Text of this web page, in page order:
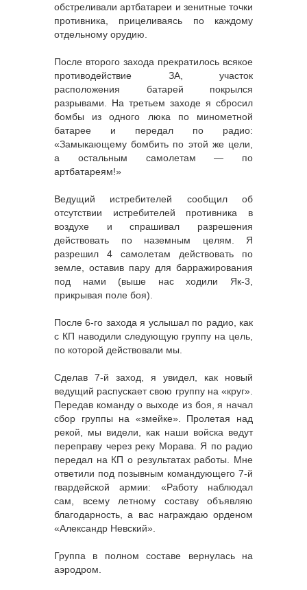
обстреливали артбатареи и зенитные точки
противника, прицеливаясь по каждому
отдельному орудию.
После второго захода прекратилось всякое
противодействие ЗА, участок
расположения батарей покрылся
разрывами. На третьем заходе я сбросил
бомбы из одного люка по минометной
батарее и передал по радио:
«Замыкающему бомбить по этой же цели,
а остальным самолетам — по
артбатареям!»
Ведущий истребителей сообщил об
отсутствии истребителей противника в
воздухе и спрашивал разрешения
действовать по наземным целям. Я
разрешил 4 самолетам действовать по
земле, оставив пару для барражирования
под нами (выше нас ходили Як-3,
прикрывая поле боя).
После 6-го захода я услышал по радио, как
с КП наводили следующую группу на цель,
по которой действовали мы.
Сделав 7-й заход, я увидел, как новый
ведущий распускает свою группу на «круг».
Передав команду о выходе из боя, я начал
сбор группы на «змейке». Пролетая над
рекой, мы видели, как наши войска ведут
переправу через реку Морава. Я по радио
передал на КП о результатах работы. Мне
ответили под позывным командующего 7-й
гвардейской армии: «Работу наблюдал
сам, всему летному составу объявляю
благодарность, а вас награждаю орденом
«Александр Невский».
Группа в полном составе вернулась на
аэродром.